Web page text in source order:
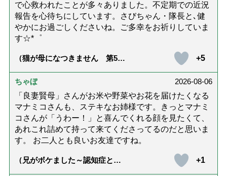
で心救われたことが多々ありました。不定期での近況
報告を心待ちにしています。さびちゃん・隊長と､健
やかにお過ごしくださいね。ご多幸をお祈りしていま
す☆*゜
（猫が母になつきません 第500
+5
ちゃぼ
2026-08-06
「良妻賢母」さんがお米や野菜やお花を届けたくなる
マナミコさんも、ステキなお姉様です。きっとマナミ
コさんが「うわー！」と喜んでくれる顔を見たくて、
あれこれ詰めて持って来てくださってるのだと思いま
す。 お二人とも良いお友達ですね。
（兄がボケました～認知症と介
+1